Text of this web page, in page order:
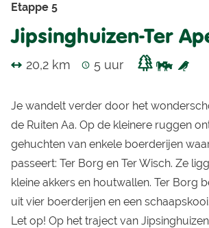
Etappe 5
Jipsinghuizen-Ter
20,2 km 5 uur
Je wandelt verder door het
de Ruiten Aa. Op de kleinere ruggen
gehuchten van enkele boerderijen
passeert: Ter Borg en Ter Wisch. Ze
kleine akkers en houtwallen. Ter Borg
uit vier boerderijen en een schaapskooi.
Let op! Op het traject van